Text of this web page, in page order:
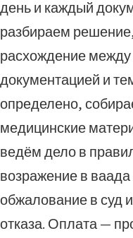
день и каждый
разбираем
расхождение
документацией и
определено,
медицинские
ведём дело в
возражение в
обжалование в суд
отказа. Оплата —